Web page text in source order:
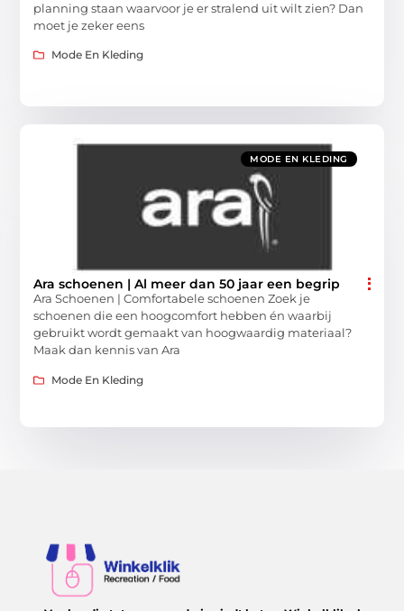
planning staan waarvoor je er stralend uit wilt zien? Dan
moet je zeker eens
Mode En Kleding
MODE EN KLEDING
Ara schoenen | Al meer dan 50 jaar een begrip
Ara Schoenen | Comfortabele schoenen Zoek je
schoenen die een hoogcomfort hebben én waarbij
gebruikt wordt gemaakt van hoogwaardig materiaal?
Maak dan kennis van Ara
Mode En Kleding